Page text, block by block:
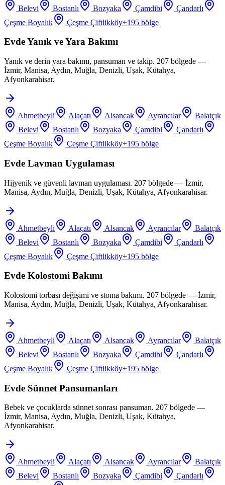
Belevi Bostanlı Bozyaka Çamdibi
Çandarlı
Çeşme Boyalık
Çeşme Çiftlikköy+195 bölge
Evde Yanık ve Yara Bakımı
Yanık ve derin yara bakımı, pansuman ve takip. 207 bölgede —
İzmir, Manisa, Aydın, Muğla, Denizli, Uşak, Kütahya,
Afyonkarahisar.
Ahmetbeyli Alaçatı Alsancak Ayrancılar
Balatçık
Belevi
Bostanlı Bozyaka Çamdibi
Çandarlı
Çeşme Boyalık
Çeşme Çiftlikköy+195 bölge
Evde Lavman Uygulaması
Hijyenik ve güvenli lavman uygulaması. 207 bölgede — İzmir,
Manisa, Aydın, Muğla, Denizli, Uşak, Kütahya, Afyonkarahisar.
Ahmetbeyli Alaçatı Alsancak Ayrancılar
Balatçık
Belevi
Bostanlı Bozyaka Çamdibi
Çandarlı
Çeşme Boyalık
Çeşme Çiftlikköy+195 bölge
Evde Kolostomi Bakımı
Kolostomi torbası değişimi ve stoma bakımı. 207 bölgede — İzmir,
Manisa, Aydın, Muğla, Denizli, Uşak, Kütahya, Afyonkarahisar.
Ahmetbeyli Alaçatı Alsancak Ayrancılar
Balatçık
Belevi
Bostanlı Bozyaka Çamdibi
Çandarlı
Çeşme Boyalık
Çeşme Çiftlikköy+195 bölge
Evde Sünnet Pansumanları
Bebek ve çocuklarda sünnet sonrası pansuman. 207 bölgede —
İzmir, Manisa, Aydın, Muğla, Denizli, Uşak, Kütahya,
Afyonkarahisar.
Ahmetbeyli Alaçatı Alsancak Ayrancılar
Balatçık
Belevi
Bostanlı Bozyaka Çamdibi
Çandarlı